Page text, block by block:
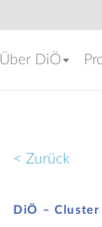
Über DiÖ
< Zurück
DiÖ –